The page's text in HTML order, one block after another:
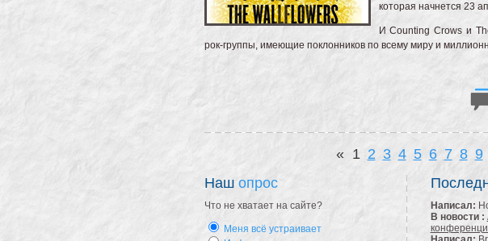
которая начнется 23
И Counting Crows и
рок-группы, имеющие поклонников по всему миру и
« 1 2 3 4 5 6 7 8 9
Наш опрос
Что не хватает на сайте?
Меня всё устраивает
Написал:
В новости :